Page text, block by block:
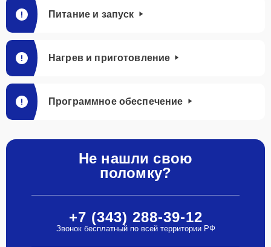
Питание и запуск
Нагрев и приготовление
Программное обеспечение
Не нашли свою
поломку?
+7 (343) 288-39-12
Звонок бесплатный по всей территории РФ